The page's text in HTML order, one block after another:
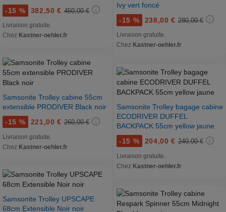
-15 % 382,50 € 450,00 €
Livraison gratuite.
Chez Kastner-oehler.fr
Samsonite Trolley cabine 55cm
extensible PRODIVER Black noir
-15 % 221,00 € 260,00 €
Livraison gratuite.
Chez Kastner-oehler.fr
Samsonite Trolley UPSCAPE
68cm Extensible Noir noir
Ivy vert foncé
-15 % 238,00 € 280,00 €
Livraison gratuite.
Chez Kastner-oehler.fr
Samsonite Trolley bagage cabine
ECODRIVER DUFFEL
BACKPACK 55cm yellow jaune
-15 % 204,00 € 240,00 €
Livraison gratuite.
Chez Kastner-oehler.fr